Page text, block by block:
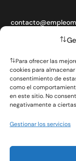
Para ofrecer las
cookies para
consentimiento de
como el
en este sitio. No
negativamente a
Gestionar los servicios
SOBRE LA
POLÍTICA DE